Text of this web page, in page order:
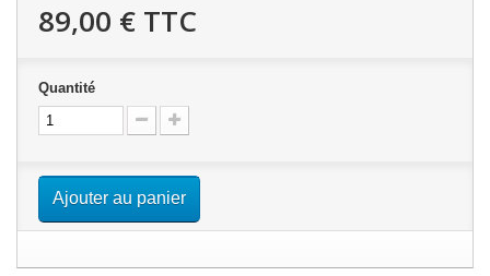
89,00 € TTC
Quantité
Ajouter au panier